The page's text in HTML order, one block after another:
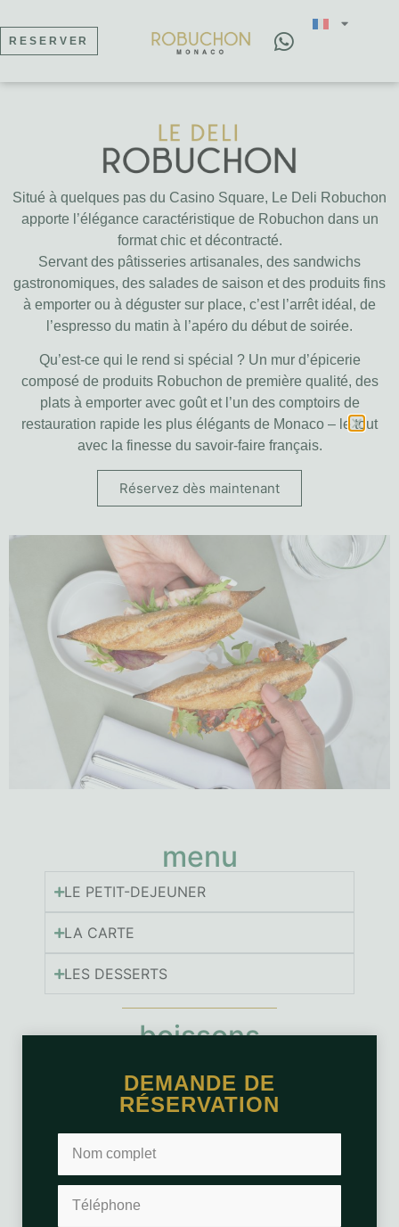
RESERVER
Situé à quelques pas du Casino Square, Le Deli Robuchon
apporte l’élégance caractéristique de Robuchon dans un
format chic et décontracté.
Servant des pâtisseries artisanales, des sandwichs
gastronomiques, des salades de saison et des produits fins
à emporter ou à déguster sur place, c’est l’arrêt idéal, de
l’espresso du matin à l’apéro du début de soirée.
Qu’est-ce qui le rend si spécial ? Un mur d’épicerie
composé de produits Robuchon de première qualité, des
plats à emporter avec goût et l’un des comptoirs de
restauration rapide les plus élégants de Monaco – le tout
avec la finesse du savoir-faire français.
Réservez dès maintenant
menu
LE PETIT-DEJEUNER
LA CARTE
LES DESSERTS
boissons
LA CARTE DES BOISSONS CHAUDES
LES BOISSONS FROIDES
LA CARTE DES VINS
COCKTAILS
DEMANDE DE
RÉSERVATION